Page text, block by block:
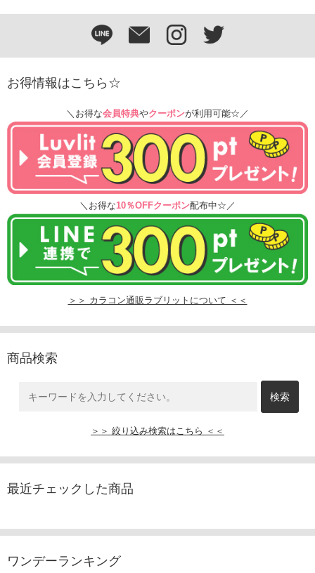
お得情報はこちら☆
＼お得な会員特典やクーポンが利用可能☆／
＼お得な10％OFFクーポン配布中☆／
＞＞ カラコン通販ラブリットについて ＜＜
商品検索
＞＞ 絞り込み検索はこちら ＜＜
最近チェックした商品
ワンデーランキング